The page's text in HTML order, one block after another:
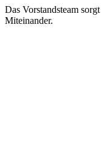
Das Vorstandsteam
Miteinander.